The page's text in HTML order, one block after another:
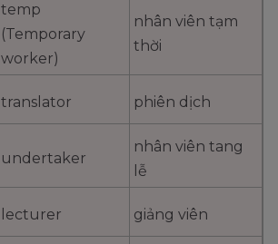
temp
(Temporary
worker)
nhân viên tạm
thời
translator phiên dịch
undertaker
nhân viên tang
lễ
lecturer giảng viên